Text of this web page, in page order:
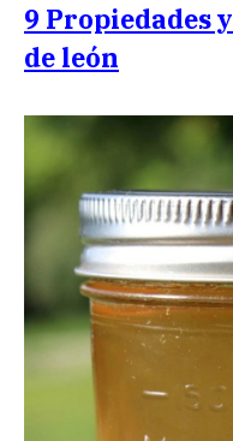
9 Propiedades
de león